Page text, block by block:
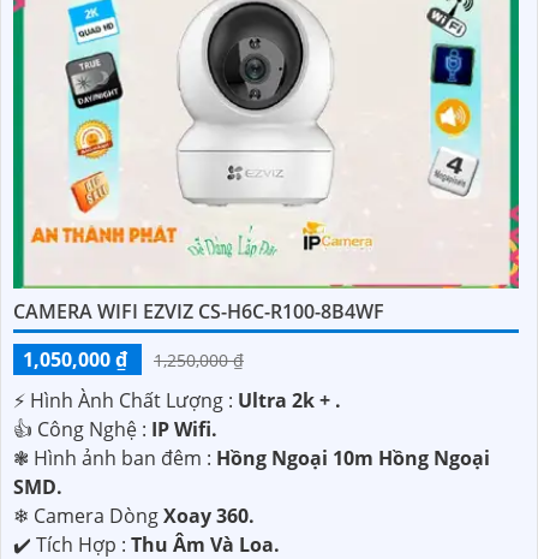
CAMERA WIFI EZVIZ CS-H6C-R100-8B4WF
1,050,000 ₫
1,250,000 ₫
️⚡ Hình Ành Chất Lượng : Ultra 2k + .
👍 Công Nghệ : IP Wifi.
❃ Hình ảnh ban đêm : Hồng Ngoại 10m Hồng Ngoại
SMD.
❄ Camera DòngXoay 360.
️✔️ Tích Hợp : Thu Âm Và Loa.